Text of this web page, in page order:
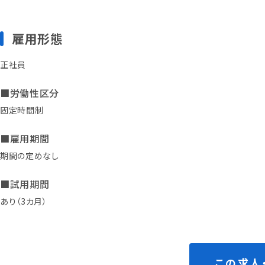
雇用形態
正社員
■労働性区分
固定時間制
■雇用期間
期間の定めなし
■試用期間
あり（3カ月）